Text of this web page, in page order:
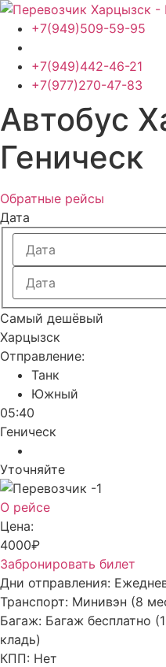
Перейти
содержимому
+7(949)509-59-95
+7(949)442-46-21
+7(977)270-47-83
Автобус
Геническ
Обратные рейсы
Дата
Самый дешёвый
Харцызск
Отправление:
Танк
Южный
05:40
Геническ
Уточняйте
О рейсе
Цена:
4000₽
Забронировать билет
Дни отправления:
Транспорт: Минивэн (8
Багаж: Багаж бесплатно
кладь)
КПП: Нет